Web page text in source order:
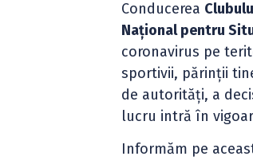
Conducerea
Național pentru
coronavirus pe
sportivii, părinții
de autorități, a
lucru intră în
Informăm pe